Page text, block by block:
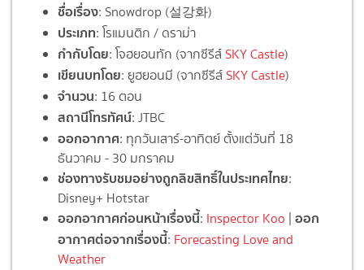
ชื่อเรื่อง: Snowdrop (설강화)
ประเภท: โรแมนติก / ดราม่า
กำกับโดย: โจฮยอนทัก (จากซีรีส์ SKY Castle)
เขียนบทโดย: ยูฮยอนมี (จากซีรีส์ SKY Castle)
จำนวน: 16 ตอน
สถานีโทรทัศน์: JTBC
ออกอากาศ: ทุกวันเสาร์-อาทิตย์ ตั้งแต่วันที่ 18
ธันวาคม - 30 มกราคม
ช่องทางรับชมอย่างถูกลิขสิทธิ์ในประเทศไทย:
Disney+ Hotstar
ออกอากาศก่อนหน้าเรื่องนี้: Inspector Koo | ออก
อากาศต่อจากเรื่องนี้: Forecasting Love and
Weather